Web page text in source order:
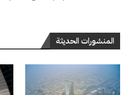
المنشورات الحديثة